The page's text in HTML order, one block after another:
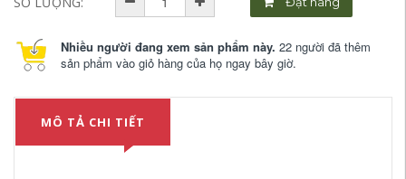
Nhiều người đang xem sản phẩm này. 22 người đã thêm
sản phẩm vào giỏ hàng của họ ngay bây giờ.
MÔ TẢ CHI TIẾT